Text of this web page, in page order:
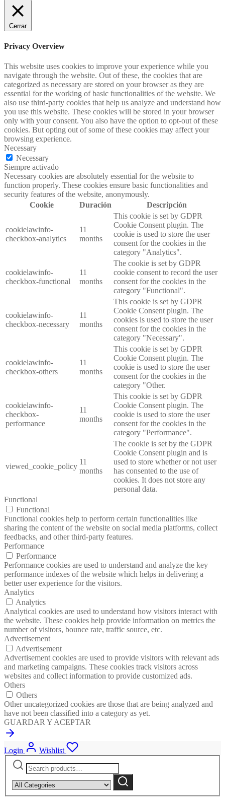
Cerrar
Privacy Overview
This website uses cookies to improve your experience while you
navigate through the website. Out of these, the cookies that are
categorized as necessary are stored on your browser as they are
essential for the working of basic functionalities of the website. We
also use third-party cookies that help us analyze and understand how
you use this website. These cookies will be stored in your browser
only with your consent. You also have the option to opt-out of these
cookies. But opting out of some of these cookies may affect your
browsing experience.
Necessary
Necessary
Siempre activado
Necessary cookies are absolutely essential for the website to
function properly. These cookies ensure basic functionalities and
security features of the website, anonymously.
Cookie
Duración Descripción
cookielawinfo-
checkbox-analytics
11
months
This cookie is set by GDPR
Cookie Consent plugin. The
cookie is used to store the user
consent for the cookies in the
category "Analytics".
cookielawinfo-
checkbox-functional
11
months
The cookie is set by GDPR
cookie consent to record the user
consent for the cookies in the
category "Functional".
cookielawinfo-
checkbox-necessary
11
months
This cookie is set by GDPR
Cookie Consent plugin. The
cookies is used to store the user
consent for the cookies in the
category "Necessary".
cookielawinfo-
checkbox-others
11
months
This cookie is set by GDPR
Cookie Consent plugin. The
cookie is used to store the user
consent for the cookies in the
category "Other.
cookielawinfo-
checkbox-
performance
11
months
This cookie is set by GDPR
Cookie Consent plugin. The
cookie is used to store the user
consent for the cookies in the
category "Performance".
viewed_cookie_policy
11
months
The cookie is set by the GDPR
Cookie Consent plugin and is
used to store whether or not user
has consented to the use of
cookies. It does not store any
personal data.
Functional
Functional
Functional cookies help to perform certain functionalities like
sharing the content of the website on social media platforms, collect
feedbacks, and other third-party features.
Performance
Performance
Performance cookies are used to understand and analyze the key
performance indexes of the website which helps in delivering a
better user experience for the visitors.
Analytics
Analytics
Analytical cookies are used to understand how visitors interact with
the website. These cookies help provide information on metrics the
number of visitors, bounce rate, traffic source, etc.
Advertisement
Advertisement
Advertisement cookies are used to provide visitors with relevant ads
and marketing campaigns. These cookies track visitors across
websites and collect information to provide customized ads.
Others
Others
Other uncategorized cookies are those that are being analyzed and
have not been classified into a category as yet.
GUARDAR Y ACEPTAR
Login
Wishlist
Search
for:
category:
Search